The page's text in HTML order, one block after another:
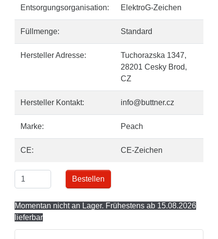
Entsorgungsorganisation: ElektroG-Zeichen
Füllmenge: Standard
Hersteller Adresse:
Tuchorazska 1347,
28201 Cesky Brod,
CZ
Hersteller Kontakt: info@buttner.cz
Marke: Peach
CE: CE-Zeichen
Bestellen
Momentan nicht an Lager. Frühestens ab 15.08.2026
lieferbar